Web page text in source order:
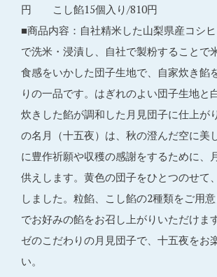
円 こし餡15個入り/810円
■商品内容：自社精米した山梨県産コシ
で洗米・浸漬し、自社で製粉することで
食感をいかした団子生地で、自家炊き餡
りの一品です。はぎれのよい団子生地と
炊きした餡が調和した月見団子に仕上が
の名月（十五夜）は、秋の澄んだ空に美
に豊作祈願や収穫の感謝をするために、
供えします。黄色の団子をひとつのせて
しました。粒餡、こし餡の2種類をご用
でお好みの餡をお召し上がりいただけま
ゼのこだわりの月見団子で、十五夜をお
い。